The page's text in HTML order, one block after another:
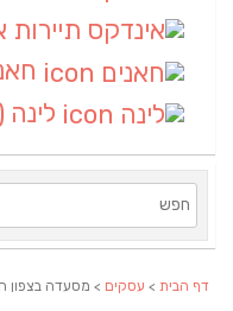
לינה
דף הבית > עסקים > מסעדה בצפון